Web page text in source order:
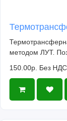
методом ЛУТ.
150.00р. Без